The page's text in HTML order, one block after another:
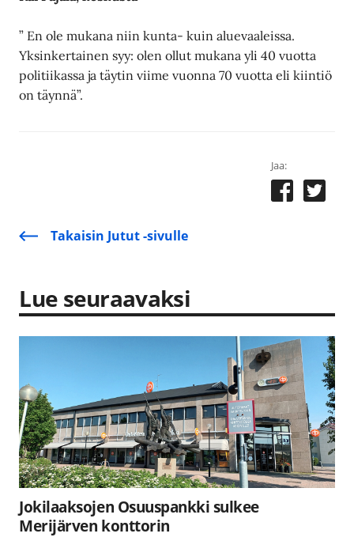
” En ole mukana niin kunta- kuin aluevaaleissa.
Yksinkertainen syy: olen ollut mukana yli 40 vuotta
politiikassa ja täytin viime vuonna 70 vuotta eli kiintiö
on täynnä”.
Jaa:
Takaisin Jutut -sivulle
Lue seuraavaksi
Jokilaaksojen Osuuspankki sulkee
Merijärven konttorin